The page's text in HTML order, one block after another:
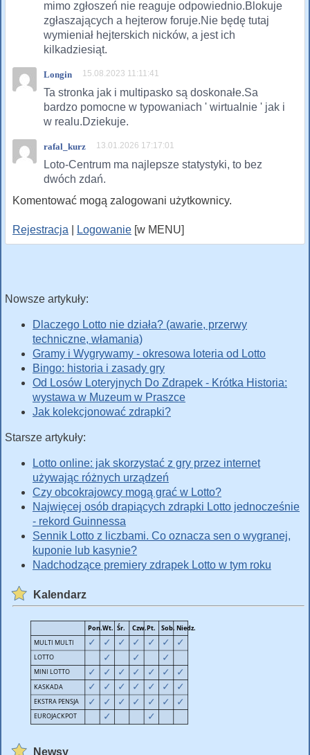
mimo zgłoszeń nie reaguje odpowiednio.Blokuje
zgłaszających a hejterow foruje.Nie będę tutaj
wymieniał hejterskich nicków, a jest ich
kilkadziesiąt.
Longin 15.08.2023 11:11:41
Ta stronka jak i multipasko są doskonałe.Sa
bardzo pomocne w typowaniach ' wirtualnie ' jak i
w realu.Dziekuje.
rafal_kurz 13.01.2026 17:17:01
Loto-Centrum ma najlepsze statystyki, to bez
dwóch zdań.
Komentować mogą zalogowani użytkownicy.
Rejestracja Logowanie [w MENU]
Nowsze artykuły:
Dlaczego Lotto nie działa? (awarie, przerwy
techniczne, włamania)
Gramy i Wygrywamy - okresowa loteria od Lotto
Bingo: historia i zasady gry
Od Losów Loteryjnych Do Zdrapek - Krótka Historia:
wystawa w Muzeum w Praszce
Jak kolekcjonować zdrapki?
Starsze artykuły:
Lotto online: jak skorzystać z gry przez internet
używając różnych urządzeń
Czy obcokrajowcy mogą grać w Lotto?
Najwięcej osób drapiących zdrapki Lotto jednocześnie
- rekord Guinnessa
Sennik Lotto z liczbami. Co oznacza sen o wygranej,
kuponie lub kasynie?
Nadchodzące premiery zdrapek Lotto w tym roku
Kalendarz
Newsy